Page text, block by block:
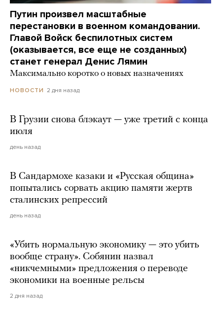
Путин произвел масштабные
перестановки в военном командовании.
Главой Войск беспилотных систем
(оказывается, все еще не созданных)
станет генерал Денис Лямин
Максимально коротко о новых назначениях
НОВОСТИ 2 дня назад
В Грузии снова блэкаут — уже третий с конца
июля
день назад
В Сандармохе казаки и «Русская община»
попытались сорвать акцию памяти жертв
сталинских репрессий
день назад
«Убить нормальную экономику — это убить
вообще страну». Собянин назвал
«никчемными» предложения о переводе
экономики на военные рельсы
2 дня назад